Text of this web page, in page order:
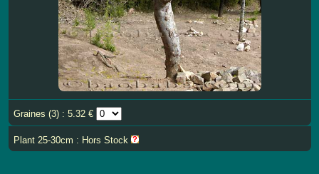
Graines (3) : 5.32 €
Plant 25-30cm : Hors Stock